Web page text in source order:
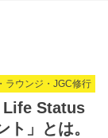
ラウンジ・JGC修行
Life Status
」とは。